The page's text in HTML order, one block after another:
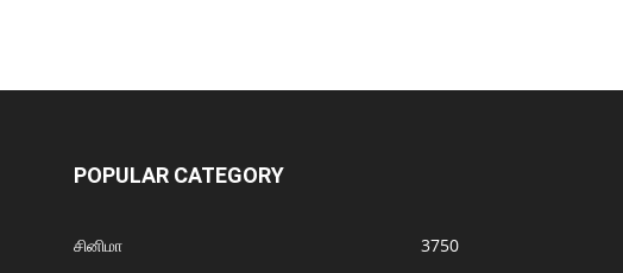
POPULAR CATEGORY
சினிமா
3750